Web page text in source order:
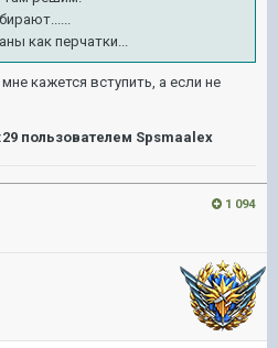
как перчатки...
кажется вступить, а если не
пользователем Spsmaalex
1 094